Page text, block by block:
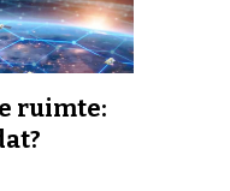
ruimte: